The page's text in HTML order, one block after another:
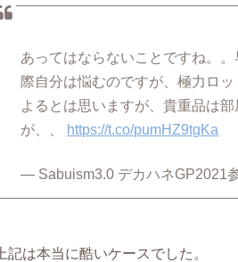
あってはならないことですね。
際自分は悩むのですが、極力ロ
よるとは思いますが、貴重品は
が、、
https://t.co/pumHZ9tgKa
— Sabuism3.0 デカハネGP2021
上記は本当に酷いケースでした。